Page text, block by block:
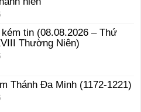
tin (08.08.2026 – Thứ
Thường Niên)
Thánh Ða Minh (1172-1221)